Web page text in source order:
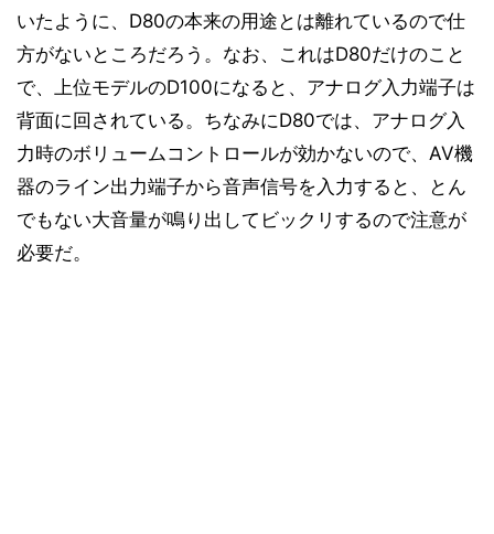
いたように、D80の本来の用途とは離れているので仕
方がないところだろう。なお、これはD80だけのこと
で、上位モデルのD100になると、アナログ入力端子は
背面に回されている。ちなみにD80では、アナログ入
力時のボリュームコントロールが効かないので、AV機
器のライン出力端子から音声信号を入力すると、とん
でもない大音量が鳴り出してビックリするので注意が
必要だ。